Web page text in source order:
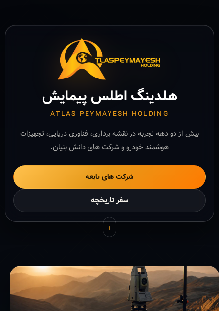
هلدینگ اطلس پیمایش
ATLAS PEYMAYESH HOLDING
بیش از دو دهه تجربه در نقشه برداری، فناوری دریایی، تجهیزات
هوشمند خودرو و شرکت های دانش بنیان.
شرکت های تابعه
سفر تاریخچه